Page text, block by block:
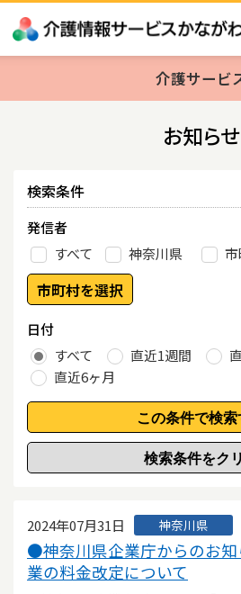
介護サービ
お知らせ
検索条件
発信者
すべて
神奈川県
市町村を選択
日付
すべて
直近1週間
直近6ヶ月
2024年07月31日 神奈川県
●神奈川県企業庁からのお
業の料金改定について